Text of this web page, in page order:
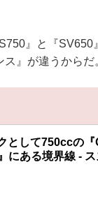
』と『
』が違うからだ
として750ccの
にある境界線 -